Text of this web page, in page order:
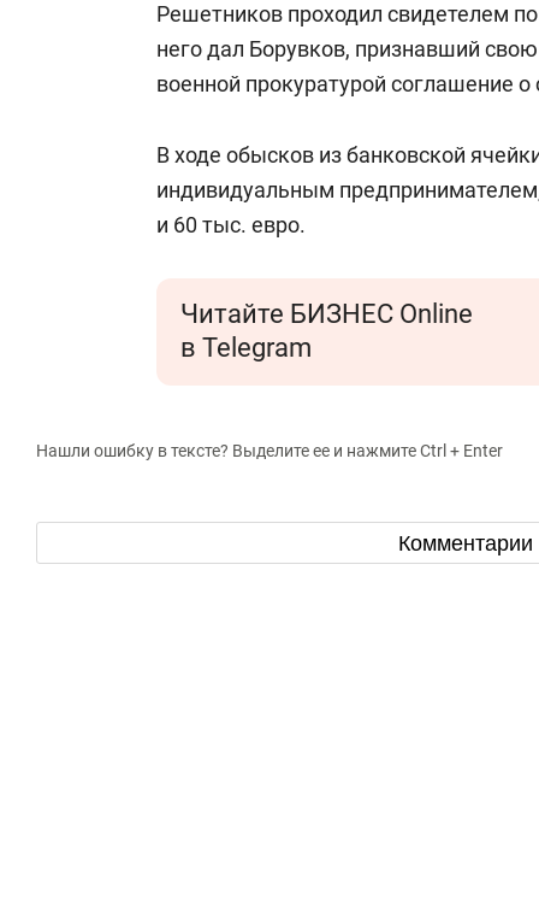
Решетников проходил свидетелем
него дал Борувков, признавший
военной прокуратурой соглашение о
В ходе обысков из банковской
индивидуальным
и 60 тыс. евро.
Читайте БИЗНЕС Online
в Telegram
Нашли ошибку в тексте? Выделите ее и нажмите Ctrl + Enter
Комментарии